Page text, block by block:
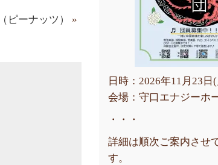
ピーナッツ） »
日時：2026年11月23日(
会場：守口エナジーホ
・・・
詳細は順次ご案内させ
す。